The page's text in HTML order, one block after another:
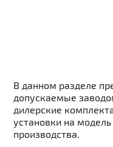
В данном разделе
допускаемые
дилерские
установки на
производства.